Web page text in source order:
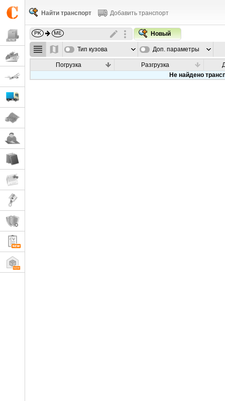
Найти транспорт Добавить транспорт
Новый
Тип кузова Доп. параметры
Погрузка Разгрузка
Не найдено